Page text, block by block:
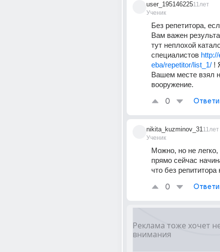
user_195146225
Ученик
11лет
Без репетитора,
Вам важен
тут неплохой
специалистов
eba/repetitor/list_1/ !
Вашем месте взял
вооружение.
0
nikita_kuzminov_31
Ученик
11лет
Можно, но не
прямо сейчас
что без репититора
0